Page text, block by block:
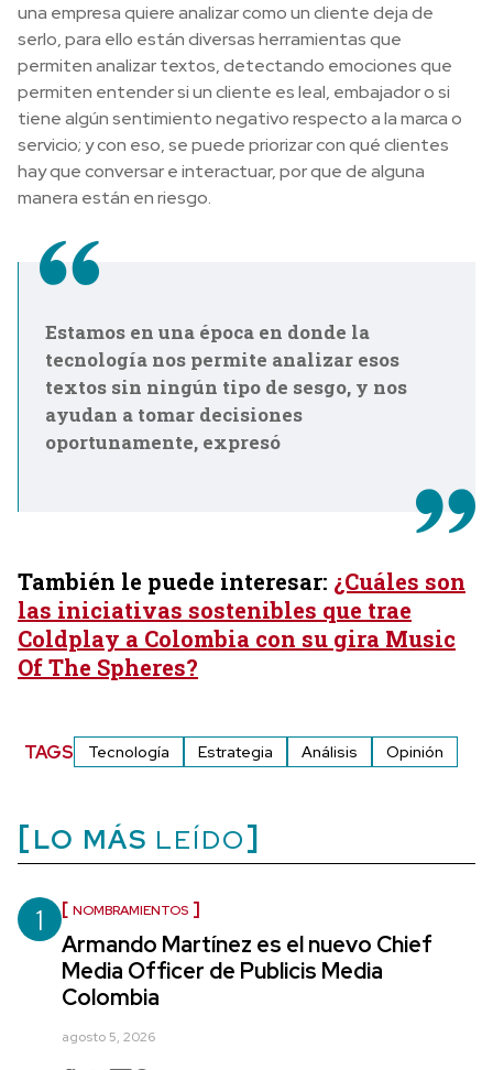
una empresa quiere analizar como un cliente deja de
serlo, para ello están diversas herramientas que
permiten analizar textos, detectando emociones que
permiten entender si un cliente es leal, embajador o si
tiene algún sentimiento negativo respecto a la marca o
servicio; y con eso, se puede priorizar con qué clientes
hay que conversar e interactuar, por que de alguna
manera están en riesgo.
Estamos en una época en donde la
tecnología nos permite analizar esos
textos sin ningún tipo de sesgo, y nos
ayudan a tomar decisiones
oportunamente, expresó
También le puede interesar: ¿Cuáles son
las iniciativas sostenibles que trae
Coldplay a Colombia con su gira Music
Of The Spheres?
TAGS Tecnología Estrategia Análisis Opinión
LO MÁS LEÍDO
1 NOMBRAMIENTOS
Armando Martínez es el nuevo Chief
Media Officer de Publicis Media
Colombia
agosto 5, 2026